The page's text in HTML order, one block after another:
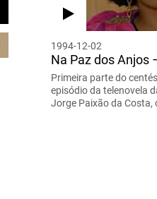
1994-12-02
Na Paz dos Anjos
Primeira parte do
episódio da telenovela
Jorge Paixão da Costa,